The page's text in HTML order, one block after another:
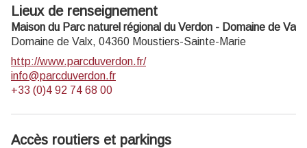
Lieux de renseignement
Maison du Parc naturel régional du Verdon - Domaine de Valx
Domaine de Valx, 04360 Moustiers-Sainte-Marie
http://www.parcduverdon.fr/
info@parcduverdon.fr
+33 (0)4 92 74 68 00
Accès routiers et parkings